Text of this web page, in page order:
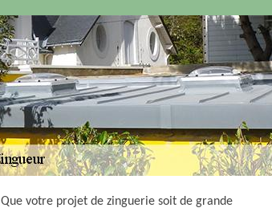
Que votre projet de zinguerie soit de grande